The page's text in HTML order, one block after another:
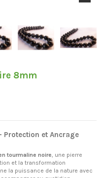
8mm
Protection et Ancrage
tourmaline noire , une pierre
et la transformation
la puissance de la nature avec